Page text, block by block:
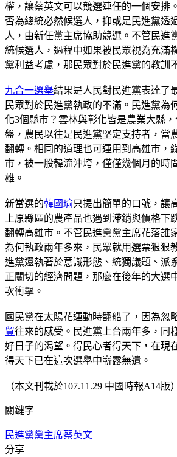
權，讓蔡英文可以競選連任的一個安排
否為總統必然候選人，抑或是民進黨透
人，由新任黨主席協助競選。不管民進
統候選人，過程中如果被民眾視為充滿
黨利益考慮，那民眾對於民進黨的教訓
九合一選舉結果是人民對民進黨表達了
民眾對於民進黨執政的不滿。民進黨為
化3個縣市？雲林與彰化皆是農業大縣
盤，農民以往是民進黨堅定支持者，當
翻轉。相同的道理也可運用到高雄市，
市，被一股韓流沖垮，僅僅幾個月的時
雄。
新當選的韓國瑜只提出簡單的口號，讓
上原縣區的農產品也遇到滯銷與價格下
翻轉高雄市。不管民進黨黨主席花落誰
為何執政兩年多來，民眾就用選票狠狠
進黨還執著於意識形態、統獨議題、派
正關切的經濟問題，那麼在後年的大選
次衝擊。
國民黨在太陽花運動時翻船了，因為忽
貿往來的感受。民進黨上台兩年多，同
好日子的渴望。得民心者得天下，在現
得天下已在這次選舉中嶄露無遺。
（本文刊載於107.11.29 中國時報A14版）
關鍵字
民進黨黨主席蔡英文
分享